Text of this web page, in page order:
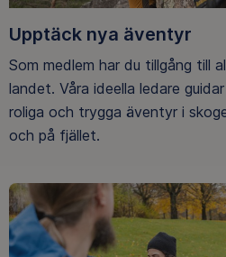
Upptäck nya äventyr
Som medlem har du tillgång till
landet. Våra ideella ledare
roliga och trygga äventyr i
och på fjället.